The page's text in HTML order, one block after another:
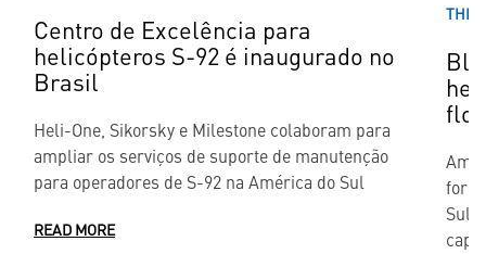
Centro de Excelência para
helicópteros S-92 é inaugurado no
Brasil
Heli-One, Sikorsky e Milestone colaboram para
ampliar os serviços de suporte de manutenção
para operadores de S-92 na América do Sul
READ MORE
Sul,